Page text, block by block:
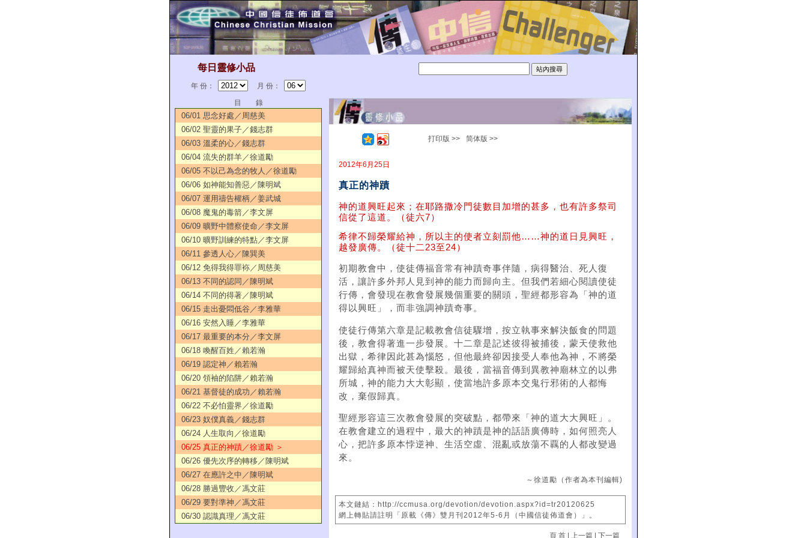
每日靈修小品
年 份：
月 份：
目 錄
06/01 思念好處／周慈美
06/02 聖靈的果子／錢志群
06/03 溫柔的心／錢志群
06/04 流失的群羊／徐道勵
06/05 不以己為念的牧人／徐道勵
06/06 如神能知善惡／陳明斌
06/07 運用禱告權柄／姜武城
06/08 魔鬼的毒箭／李文屏
06/09 曠野中體察使命／李文屏
06/10 曠野訓練的特點／李文屏
06/11 參透人心／陳巽美
06/12 免得我得罪袮／周慈美
06/13 不同的認同／陳明斌
06/14 不同的得著／陳明斌
06/15 走出憂悶低谷／李雅華
06/16 安然入睡／李雅華
06/17 最重要的本分／李文屏
06/18 喚醒百姓／賴若瀚
06/19 認定神／賴若瀚
06/20 領袖的陷阱／賴若瀚
06/21 基督徒的成功／賴若瀚
06/22 不必怕靈界／徐道勵
06/23 奴僕真義／錢志群
06/24 人生取向／徐道勵
06/25 真正的神蹟／徐道勵 ＞
06/26 優先次序的轉移／陳明斌
06/27 在應許之中／陳明斌
06/28 勝過豐收／馮文莊
06/29 要對準神／馮文莊
06/30 認識真理／馮文莊
打印版 >> 简体版 >>
2012年6月25日
真正的神蹟
神的道興旺起來；在耶路撒冷門徒數目加增的甚多，也有許多祭司
信從了這道。（徒六7）
希律不歸榮耀給神，所以主的使者立刻罰他……神的道日見興旺，
越發廣傳。（徒十二23至24）
初期教會中，使徒傳福音常有神蹟奇事伴隨，病得醫治、死人復
活，讓許多外邦人見到神的能力而歸向主。但我們若細心閱讀使徒
行傳，會發現在教會發展幾個重要的關頭，聖經都形容為「神的道
得以興旺」，而非強調神蹟奇事。
使徒行傳第六章是記載教會信徒驟增，按立執事來解決飯食的問題
後，教會得著進一步發展。十二章是記述彼得被捕後，蒙天使救他
出獄，希律因此甚為惱怒，但他最終卻因接受人奉他為神，不將榮
耀歸給真神而被天使擊殺。最後，當福音傳到異教神廟林立的以弗
所城，神的能力大大彰顯，使當地許多原本交鬼行邪術的人都悔
改，棄假歸真。
聖經形容這三次教會發展的突破點，都帶來「神的道大大興旺」。
在教會建立的過程中，最大的神蹟是神的話語廣傳時，如何照亮人
心，把許多原本悖逆神、生活空虛、混亂或放蕩不覊的人都改變過
來。
～徐道勵（作者為本刊編輯)
本文鏈結：http://ccmusa.org/devotion/devotion.aspx?id=tr20120625
網上轉貼請註明「原載《傳》雙月刊2012年5-6月（中國信徒佈道會）」。
頁 首 |上一篇 |下一篇